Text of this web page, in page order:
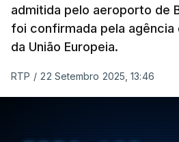
admitida pelo aeroporto de
foi confirmada pela agência
da União Europeia.
RTP / 22 Setembro 2025, 13:46